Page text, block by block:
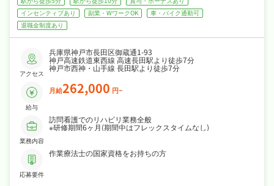
インセンティブあり
副業・WワークOK
車・バイク通勤可
退職金制度あり
アクセス
兵庫県神戸市長田区御蔵通1-93
神戸高速鉄道東西線 高速長田駅より徒歩7分
神戸市西神・山手線 長田駅より徒歩7分
給与
月給262,000 円~
業務内容
訪問看護でのリハビリ業務全般
※研修期間6ヶ月(期間中はフレックスタイムなし)
応募要件
作業療法士の国家資格をお持ちの方